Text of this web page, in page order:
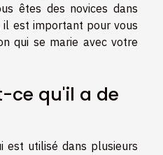
êtes des novices dans
il est important pour vous
qui se marie avec votre
ce qu'il a de
est utilisé dans plusieurs